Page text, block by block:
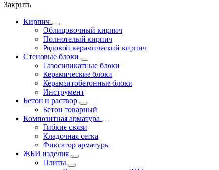
Закрыть
Кирпич
Облицовочный кирпич
Полнотелый кирпич
Рядовой керамический кирпич
Стеновые блоки
Газосиликатные блоки
Керамические блоки
Керамзитобетонные блоки
Инструмент
Бетон и раствор
Бетон товарный
Композитная арматура
Гибкие связи
Кладочная сетка
Фиксатор арматуры
ЖБИ изделия
Плиты